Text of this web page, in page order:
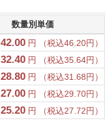
数量別単価
42.00 円 （税込46.20円）
32.40 円 （税込35.64円）
28.80 円 （税込31.68円）
27.00 円 （税込29.70円）
25.20 円 （税込27.72円）